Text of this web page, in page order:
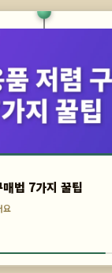
었어요
법 7가지 꿀팁
요
었어요